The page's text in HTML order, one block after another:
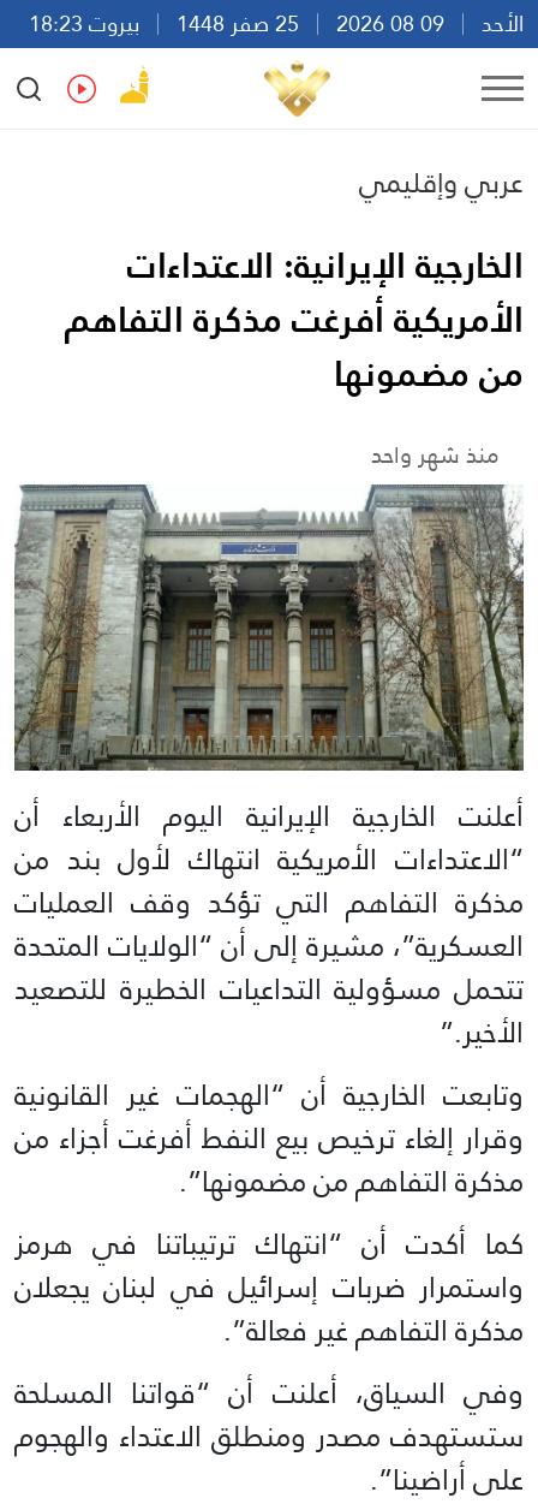
الأحد
بيروت 18:23
Ar
En Fr Es
عربي وإقليمي
الخارجية الإيرانية: الاعتداءات
الأمريكية أفرغت مذكرة التفاهم
من مضمونها
منذ شهر واحد
أعلنت الخارجية الإيرانية اليوم الأربعاء أن
“الاعتداءات الأمريكية انتهاك لأول بند من
مذكرة التفاهم التي تؤكد وقف العمليات
العسكرية”، مشيرة إلى أن “الولايات المتحدة
تتحمل مسؤولية التداعيات الخطيرة للتصعيد
الأخير.”
وتابعت الخارجية أن “الهجمات غير القانونية
وقرار إلغاء ترخيص بيع النفط أفرغت أجزاء من
مذكرة التفاهم من مضمونها”.
كما أكدت أن “انتهاك ترتيباتنا في هرمز
واستمرار ضربات إسرائيل في لبنان يجعلان
مذكرة التفاهم غير فعالة”.
وفي السياق، أعلنت أن “قواتنا المسلحة
ستستهدف مصدر ومنطلق الاعتداء والهجوم
على أراضينا”.